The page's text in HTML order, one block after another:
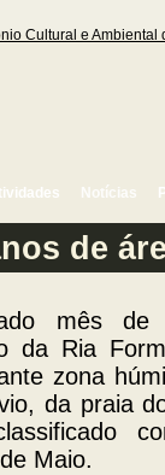
Notícias
de
mês
da Ria
zona
da praia
Maio.